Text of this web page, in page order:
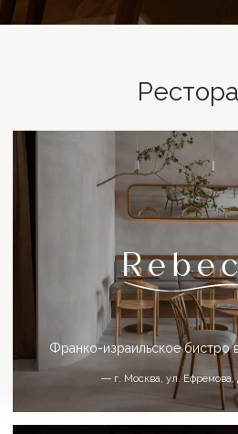
Итальянский ресторан
― МО, Одинцовский район, деревня Жуковка, 74/1 ―
Мясной семейный ресторан
― Москва, Семёновская площадь, 1 ―
― Москва, ул. Автозаводская, 18 ―